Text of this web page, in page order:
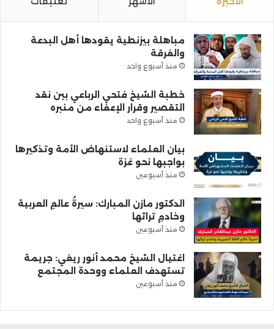
مباهلة بيزنطية يقودها أهل البدعة
والفرقة
منذ أسبوع واحد
خطبة الشيخ فتحي الرباعي بين نقد
التقصير وقرار الإعفاء من منبره
منذ أسبوع واحد
بيان العلماء لاستنهاض الأمة وتذكيرها
بواجبها نحو غزة
منذ أسبوعين
الدكتور مازن المبارك: سيرةُ عالمِ العربية
وخادمِ تراثها
منذ أسبوعين
اغتيال الشيخ محمد أنور ريغي: جريمة
تستهدف العلماء ووحدة المجتمع
منذ أسبوعين